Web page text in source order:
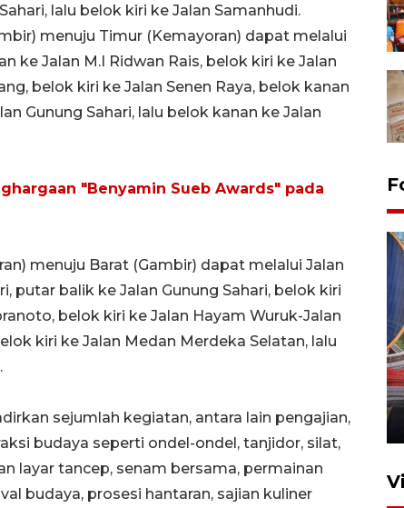
lalu belok kiri ke Jalan Samanhudi.
menuju Timur (Kemayoran) dapat melalui
ke Jalan M.I Ridwan Rais, belok kiri ke Jalan
belok kiri ke Jalan Senen Raya, belok kanan
Gunung Sahari, lalu belok kanan ke Jalan
"Benyamin Sueb Awards" pada
menuju Barat (Gambir) dapat melalui Jalan
putar balik ke Jalan Gunung Sahari, belok kiri
belok kiri ke Jalan Hayam Wuruk-Jalan
kiri ke Jalan Medan Merdeka Selatan, lalu
sejumlah kegiatan, antara lain pengajian,
budaya seperti ondel-ondel, tanjidor, silat,
layar tancep, senam bersama, permainan
budaya, prosesi hantaran, sajian kuliner
12 Juni 2026 18:49